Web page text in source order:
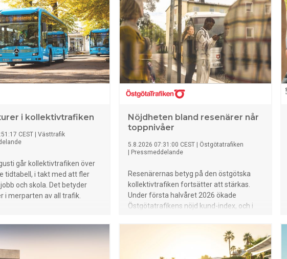
i kollektivtrafiken
CEST
Västtrafik
går kollektivtrafiken över
tidtabell, i takt med att fler
och skola. Det betyder
i merparten av all trafik.
Nöjdheten bland resenärer når
toppnivåer
5.8.2026 07:31:00 CEST
Östgötatrafiken
Pressmeddelande
Resenärernas betyg på den östgötska
kollektivtrafiken fortsätter att stärkas.
Under första halvåret 2026 ökade
Östgötatrafikens nöjd kund-index, och i